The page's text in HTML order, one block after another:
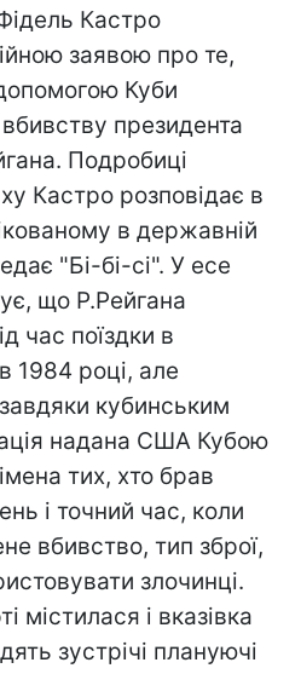
Кастро
заявою про те,
Куби
президента
Подробиці
Кастро розповідає в
в державній
"Бi-бi-сі". У есе
що Р.Рейгана
час поїздки в
1984 році, але
кубинським
надана США Кубою
тих, хто брав
і точний час, коли
вбивство, тип зброї,
злочинці.
містилася і вказівка
зустрічі плануючі